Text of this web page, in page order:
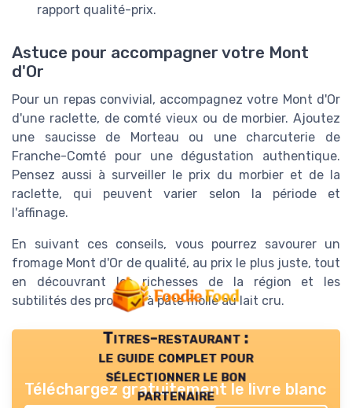
rapport qualité-prix.
Astuce pour accompagner votre Mont
d'Or
Pour un repas convivial, accompagnez votre Mont d'Or
d'une raclette, de comté vieux ou de morbier. Ajoutez
une saucisse de Morteau ou une charcuterie de
Franche-Comté pour une dégustation authentique.
Pensez aussi à surveiller le prix du morbier et de la
raclette, qui peuvent varier selon la période et
l'affinage.
En suivant ces conseils, vous pourrez savourer un
fromage Mont d'Or de qualité, au prix le plus juste, tout
en découvrant les richesses de la région et les
subtilités des produits à pâte molle au lait cru.
Titres-restaurant :
le guide complet pour
sélectionner le bon
partenaire
Téléchargez gratuitement le livre blanc